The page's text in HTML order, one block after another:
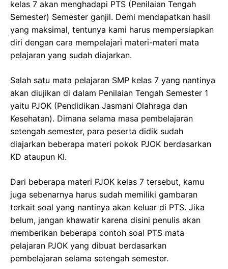
kelas 7 akan menghadapi PTS (Penilaian Tengah
Semester) Semester ganjil. Demi mendapatkan hasil
yang maksimal, tentunya kami harus mempersiapkan
diri dengan cara mempelajari materi-materi mata
pelajaran yang sudah diajarkan.
Salah satu mata pelajaran SMP kelas 7 yang nantinya
akan diujikan di dalam Penilaian Tengah Semester 1
yaitu PJOK (Pendidikan Jasmani Olahraga dan
Kesehatan). Dimana selama masa pembelajaran
setengah semester, para peserta didik sudah
diajarkan beberapa materi pokok PJOK berdasarkan
KD ataupun KI.
Dari beberapa materi PJOK kelas 7 tersebut, kamu
juga sebenarnya harus sudah memiliki gambaran
terkait soal yang nantinya akan keluar di PTS. Jika
belum, jangan khawatir karena disini penulis akan
memberikan beberapa contoh soal PTS mata
pelajaran PJOK yang dibuat berdasarkan
pembelajaran selama setengah semester.